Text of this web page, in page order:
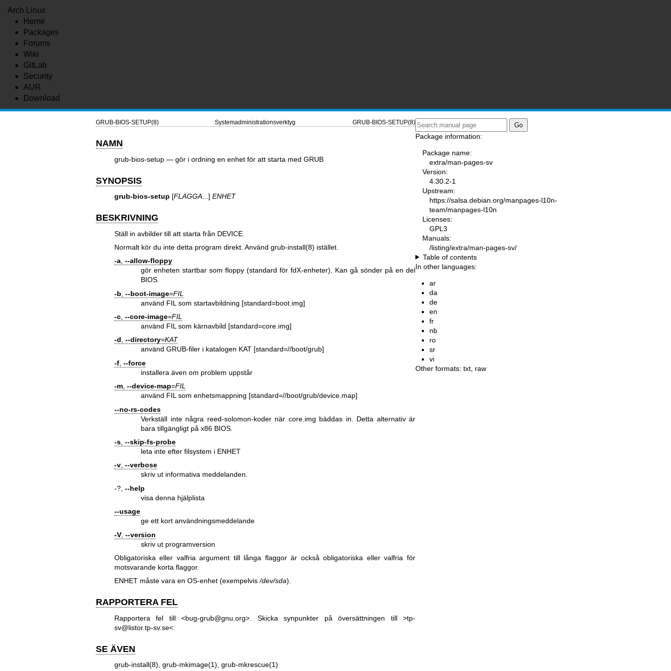
Arch Linux
Home
Packages
Forums
Wiki
GitLab
Security
AUR
Download
GRUB-BIOS-SETUP(8) Systemadministrationsverktyg GRUB-BIOS-SETUP(8)
NAMN
grub-bios-setup — gör i ordning en enhet för att starta med GRUB
SYNOPSIS
grub-bios-setup [FLAGGA...] ENHET
BESKRIVNING
Ställ in avbilder till att starta från DEVICE.
Normalt kör du inte detta program direkt. Använd grub-install(8) istället.
-a, --allow-floppy
gör enheten startbar som floppy (standard för fdX-enheter). Kan gå sönder på en del
BIOS.
-b --boot-image=FIL
använd FIL som startavbildning [standard=boot.img]
-c, --core-image=FIL
använd FIL som kärnavbild [standard=core.img]
-d, --directory=KAT
använd GRUB-filer i katalogen KAT [standard=//boot/grub]
-f, --force
installera även om problem uppstår
-m, --device-map=FIL
använd FIL som enhetsmappning [standard=//boot/grub/device.map]
--no-rs-codes
Verkställ inte några reed-solomon-koder när core.img bäddas in. Detta alternativ är
bara tillgängligt på x86 BIOS.
-s, --skip-fs-probe
leta inte efter filsystem i ENHET
-v, --verbose
skriv ut informativa meddelanden.
-?, --help
visa denna hjälplista
--usage
ge ett kort användningsmeddelande
-V, --version
skriv ut programversion
Obligatoriska eller valfria argument till långa flaggor är också obligatoriska eller valfria för
motsvarande korta flaggor.
ENHET måste vara en OS-enhet (exempelvis/dev/sda).
RAPPORTERA FEL
Rapportera fel till <bug-grub@gnu.org>. Skicka synpunkter på översättningen till >tp-
sv@listor.tp-sv.se<.
SE ÄVEN
grub-install(8), grub-mkimage(1), grub-mkrescue(1)
Package information:
Package name:
extra/man-pages-sv
Version:
4.30.2-1
Upstream:
https://salsa.debian.org/manpages-l10n-
team/manpages-l10n
Licenses:
GPL3
Manuals:
/listing/extra/man-pages-sv/
Table of contents
In other languages:
ar
da
de
en
fr
nb
ro
sr
vi
Other formats: txt raw